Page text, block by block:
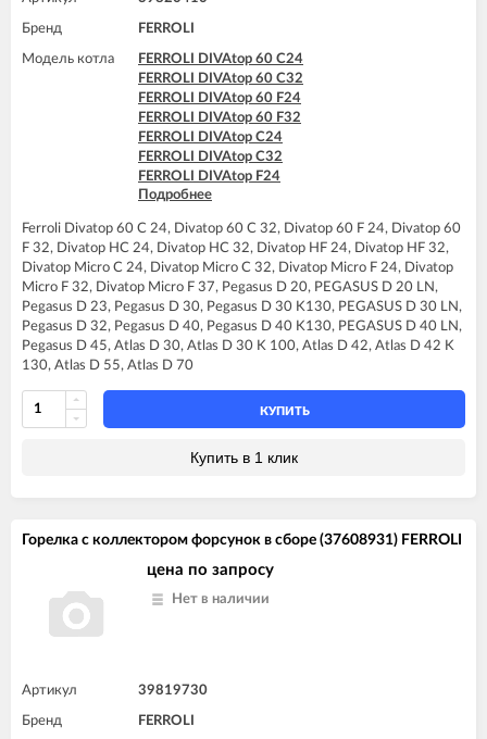
Бренд FERROLI
Модель котла
FERROLI DIVAtop 60 C24
FERROLI DIVAtop 60 C32
FERROLI DIVAtop 60 F24
FERROLI DIVAtop 60 F32
FERROLI DIVAtop C24
FERROLI DIVAtop C32
FERROLI DIVAtop F24
FERROLI DIVAtop F32
FERROLI DIVAtop HC24
FERROLI DIVAtop HC32
FERROLI DIVAtop HF24
FERROLI DIVAtop HF32
FERROLI DIVAtop Low Nox C24
FERROLI DIVAtop Low Nox C32
FERROLI DIVAtop Low Nox F24
FERROLI DIVAtop Low Nox F32
FERROLI DIVAtop micro C24
FERROLI DIVAtop micro C32
FERROLI DIVAtop micro F24
FERROLI DIVAtop micro F32
FERROLI DIVAtop micro F37
FERROLI DIVAtop micro LN F32
FERROLI DIVAtop ST C24
FERROLI DIVAtop ST F24
Подробнее
Ferroli Divatop 60 C 24, Divatop 60 C 32, Divatop 60 F 24, Divatop 60
F 32, Divatop HC 24, Divatop HC 32, Divatop HF 24, Divatop HF 32,
Divatop Micro C 24, Divatop Micro C 32, Divatop Micro F 24, Divatop
Micro F 32, Divatop Micro F 37, Pegasus D 20, PEGASUS D 20 LN,
Pegasus D 23, Pegasus D 30, Pegasus D 30 K130, PEGASUS D 30 LN,
Pegasus D 32, Pegasus D 40, Pegasus D 40 K130, PEGASUS D 40 LN,
Pegasus D 45, Atlas D 30, Atlas D 30 K 100, Atlas D 42, Atlas D 42 K
130, Atlas D 55, Atlas D 70
КУПИТЬ
Купить в 1 клик
Горелка с коллектором форсунок в сборе (37608931) FERROLI
цена по запросу
Нет в наличии
Артикул 39819730
Бренд FERROLI